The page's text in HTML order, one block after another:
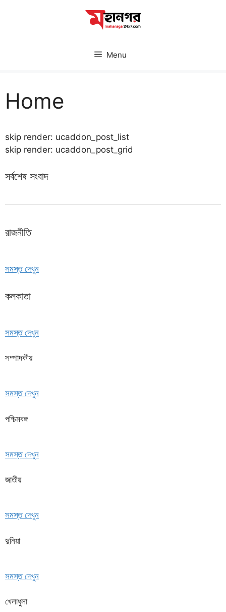
Menu
Home
skip render: ucaddon_post_list
skip render: ucaddon_post_grid
সর্বশেষ সংবাদ
রাজনীতি
সমস্ত দেখুন
কলকাতা
সমস্ত দেখুন
সম্পাদকীয়
সমস্ত দেখুন
পশ্চিমবঙ্গ
সমস্ত দেখুন
জাতীয়
সমস্ত দেখুন
দুনিয়া
সমস্ত দেখুন
খেলাধুলা